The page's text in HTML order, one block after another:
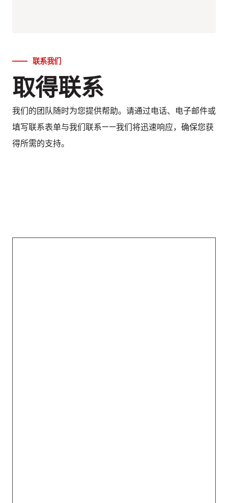
联系我们
取得联系
我们的团队随时为您提供帮助。请通过电话、电子邮件或
填写联系表单与我们联系——我们将迅速响应，确保您获
得所需的支持。